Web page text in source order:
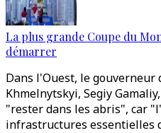
La plus grande Coupe du
démarrer
Dans l'Ouest, le gouverneur
Khmelnytskyi, Segiy
"rester dans les abris", car
infrastructures essentielles